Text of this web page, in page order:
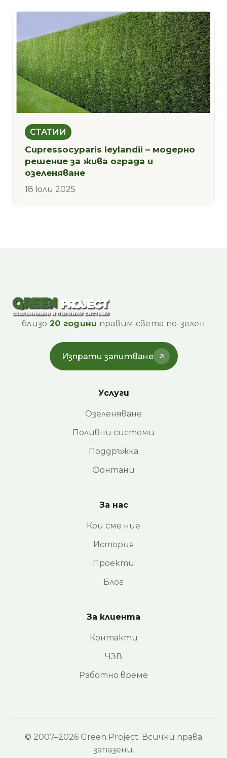
СТАТИИ
Cupressocyparis leylandii – модерно
решение за жива ограда и
озеленяване
18 юли 2025
близо 20 години правим света по-зелен
Изпрати запитване
Услуги
Озеленяване
Поливни системи
Поддръжка
Фонтани
За нас
Кои сме ние
История
Проекти
Блог
За клиента
Контакти
ЧЗВ
Работно време
© 2007–2026 Green Project. Всички права
запазени.